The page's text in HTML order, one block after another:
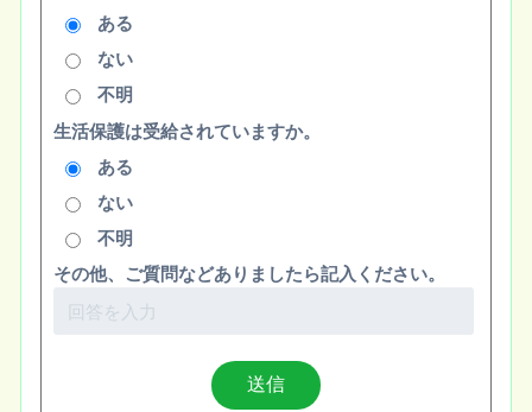
ある
ない
不明
生活保護は受給されていますか。
ある
ない
不明
その他、ご質問などありましたら記入ください。